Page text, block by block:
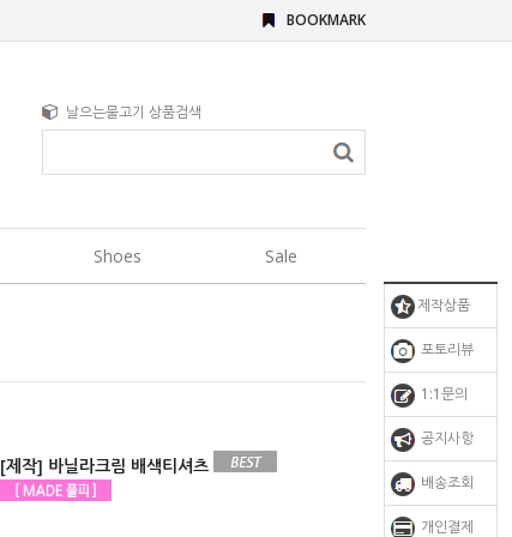
제작상품
포토리뷰
1:1문의
공지사항
배송조회
개인결제
BOOKMARK
날으는물고기 상품검색
Shoes Sale
[제작] 바닐라크림 배색티셔츠